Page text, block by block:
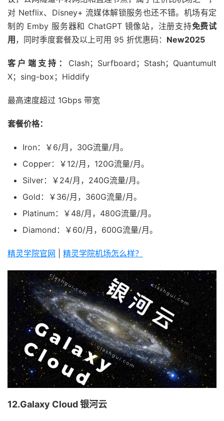
对 Netflix、Disney+ 流媒体解锁服务也还不错。机场有定
制的 Emby 服务器和 ChatGPT 镜像站，注册支持免费试
用，同时季度套餐及以上可用 95 折优惠码： New2025
客户端支持： Clash；Surfboard；Stash；Quantumult
X；sing-box；Hiddify
最高速度超过 1Gbps 带宽
套餐价格：
Iron：￥6/月，30G流量/月。
Copper：￥12/月，120G流量/月。
Silver：￥24/月，240G流量/月。
Gold：￥36/月，360G流量/月。
Platinum：￥48/月，480G流量/月。
Diamond：￥60/月，600G流量/月。
精灵学院官网 精灵学院机场怎么样？
12.Galaxy Cloud 银河云